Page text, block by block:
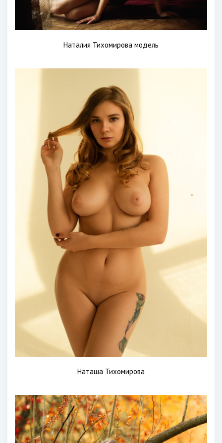
Наталия Тихомирова модель
Наташа Тихомирова